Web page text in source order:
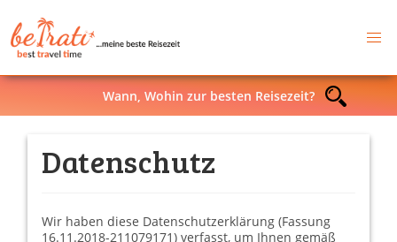
Datenschutz
Wir haben diese Datenschutzerklärung (Fassung
16.11.2018-211079171) verfasst, um Ihnen gemäß
Wann, Wohin zur besten Reisezeit?